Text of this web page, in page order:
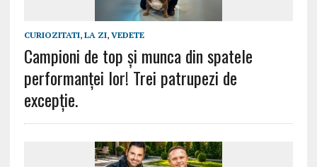
CURIOZITATI, LA ZI, VEDETE
Campioni de top și munca din spatele
performanței lor! Trei patrupezi de
excepție.